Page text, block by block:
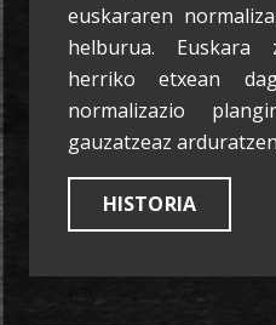
euskararen
helburua. Euskara
herriko etxean
normalizazio
gauzatzeaz
HISTORIA